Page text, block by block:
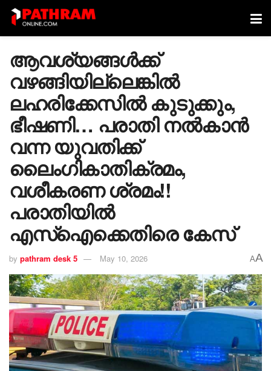
ആവശ്യങ്ങൾക്ക്
വഴങ്ങിയില്ലെങ്കിൽ
ലഹരിക്കേസിൽ കുടുക്കും,
ഭീഷണി… പരാതി നൽകാൻ
വന്ന യുവതിക്ക്
ലൈംഗികാതിക്രമം,
വശീകരണ ശ്രമം!!
പരാതിയിൽ
എസ്ഐക്കെതിരെ കേസ്
by pathram desk 5 May 10, 2026 AA